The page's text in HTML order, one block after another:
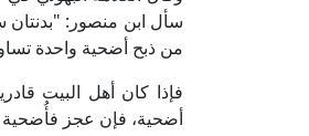
سأل ابن منصور: "بدنتان
من ذبح أضحية واحدة
فإذا كان أهل البيت
أضحية، فإن عجز